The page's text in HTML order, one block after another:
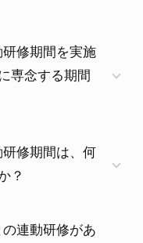
修期間を実施
専念する期間
修期間は、何
？
連動研修があ